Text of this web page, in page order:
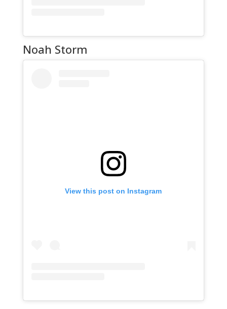
Noah Storm
View this post on Instagram